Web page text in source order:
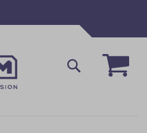
Mój
Szukaj